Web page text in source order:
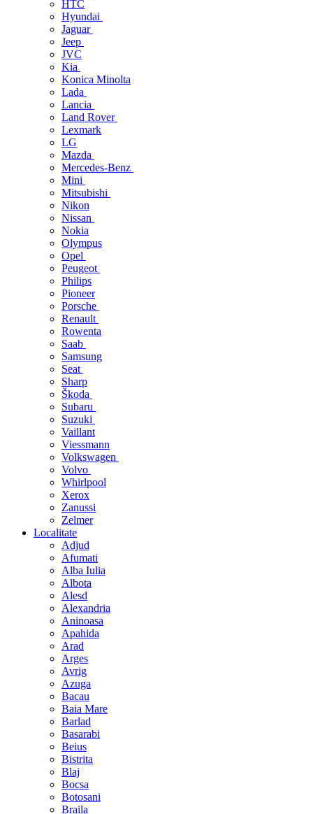
HTC
Hyundai
Jaguar
Jeep
JVC
Kia
Konica Minolta
Lada
Lancia
Land Rover
Lexmark
LG
Mazda
Mercedes-Benz
Mini
Mitsubishi
Nikon
Nissan
Nokia
Olympus
Opel
Peugeot
Philips
Pioneer
Porsche
Renault
Rowenta
Saab
Samsung
Seat
Sharp
Škoda
Subaru
Suzuki
Vaillant
Viessmann
Volkswagen
Volvo
Whirlpool
Xerox
Zanussi
Zelmer
Localitate
Adjud
Afumati
Alba Iulia
Albota
Alesd
Alexandria
Aninoasa
Apahida
Arad
Arges
Avrig
Azuga
Bacau
Baia Mare
Barlad
Basarabi
Beius
Bistrita
Blaj
Bocsa
Botosani
Braila